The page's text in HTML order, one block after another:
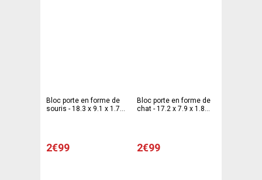
Bloc porte en forme de
souris - 18.3 x 9.1 x 1.7
2€99
Bloc porte en forme de
chat - 17.2 x 7.9 x 1.8
2€99